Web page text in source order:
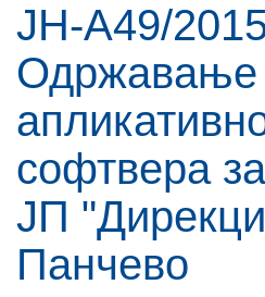
ЈН-А49/
Одржавање
софтвера
ЈП
Панчево